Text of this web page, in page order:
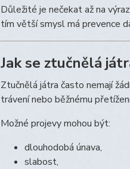
Důležité je nečekat až na
tím větší smysl má prevence
Jak se ztučnělá
Ztučnělá játra často nemají
trávení nebo běžnému
Možné projevy mohou být:
dlouhodobá únava,
slabost,